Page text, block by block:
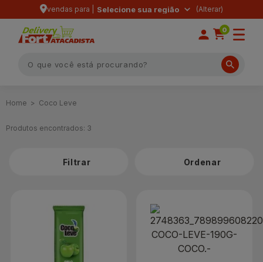
vendas para | Selecione sua região
0
Coco Leve
Produtos encontrados: 3
Filtrar